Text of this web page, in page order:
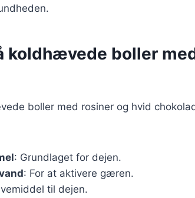
koldhævede boller
boller med rosiner og hvid
: Grundlaget for dejen.
: For at aktivere gæren.
til dejen.